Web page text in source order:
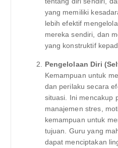
yang memiliki
lebih efektif
mereka sendiri, dan
yang konstruktif
Pengelolaan Diri
Kemampuan untuk
dan perilaku secara
situasi. Ini mencakup
manajemen stres,
kemampuan untuk
tujuan. Guru yang
dapat menciptakan